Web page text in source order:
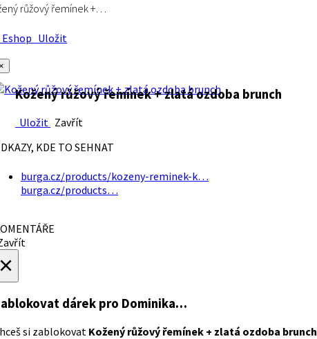
růžový řemínek +…
Uložit
Kožený růžový řemínek + zlatá ozdoba brunch
Uložit Zavřít
KDE TO SEHNAT
burga.cz/products/kozeny-reminek-k…
burga.cz/products…
dárek pro Dominika…
si zablokovat Kožený růžový řemínek + zlatá ozdoba brunch